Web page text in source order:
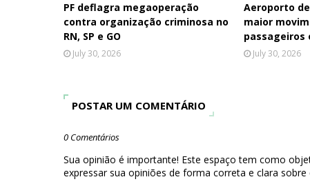
PF deflagra megaoperação
contra organização criminosa no
RN, SP e GO
July 30, 2026
Aeroporto
maior
passageiros
July 30, 2026
POSTAR UM COMENTÁRIO
0 Comentários
Sua opinião é importante! Este espaço tem como
expressar sua opiniões de forma correta e clara